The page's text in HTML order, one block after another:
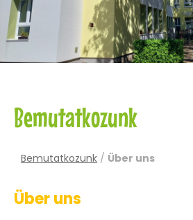
Bemutatkozunk
Bemutatkozunk / Über uns
Über uns